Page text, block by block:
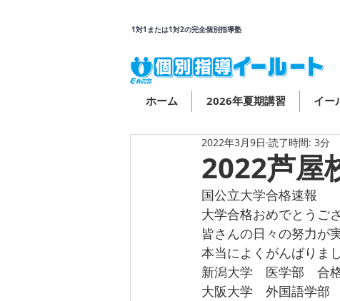
1対1または1対2の完全個別指導塾
ホーム 2026年夏期講習 イー
2022芦
2022年3月9日 読了時間: 3分
国公立大学合格速報
大学合格おめでとうご
皆さんの日々の努力が
本当によくがんばりま
新潟大学　医学部　合
大阪大学　外国語学部